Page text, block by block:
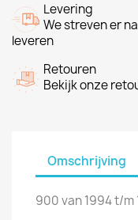
Levering
We streven er
leveren
Retouren
Bekijk onze
Omschrijving
900 van 1994 t/m